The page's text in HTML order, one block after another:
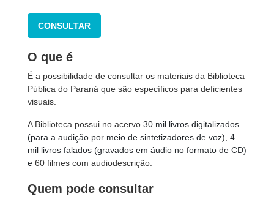
CONSULTAR
O que é
É a possibilidade de consultar os materiais da Biblioteca
Pública do Paraná que são específicos para deficientes
visuais.
A Biblioteca possui no acervo 30 mil livros digitalizados
(para a audição por meio de sintetizadores de voz), 4
mil livros falados (gravados em áudio no formato de CD)
e 60 filmes com audiodescrição.
Quem pode consultar